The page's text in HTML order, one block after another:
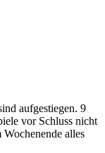
aufgestiegen. 9
vor Schluss nicht
alles